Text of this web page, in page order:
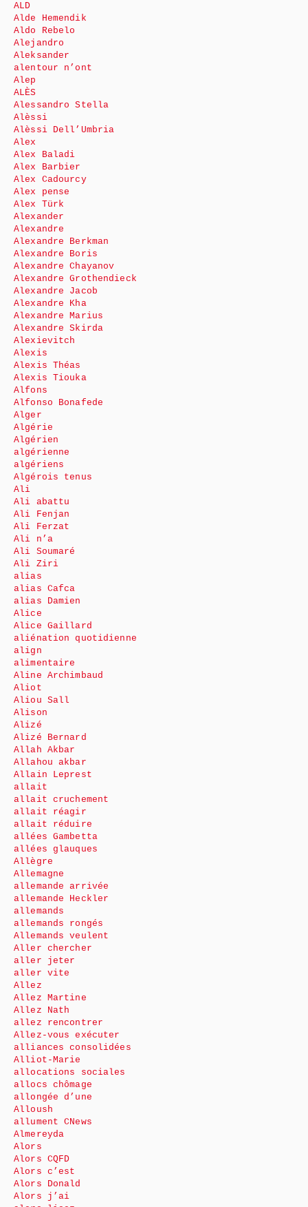
ALD
Alde Hemendik
Aldo Rebelo
Alejandro
Aleksander
alentour n’ont
Alep
ALÈS
Alessandro Stella
Alèssi
Alèssi Dell’Umbria
Alex
Alex Baladi
Alex Barbier
Alex Cadourcy
Alex pense
Alex Türk
Alexander
Alexandre
Alexandre Berkman
Alexandre Boris
Alexandre Chayanov
Alexandre Grothendieck
Alexandre Jacob
Alexandre Kha
Alexandre Marius
Alexandre Skirda
Alexievitch
Alexis
Alexis Théas
Alexis Tiouka
Alfons
Alfonso Bonafede
Alger
Algérie
Algérien
algérienne
algériens
Algérois tenus
Ali
Ali abattu
Ali Fenjan
Ali Ferzat
Ali n’a
Ali Soumaré
Ali Ziri
alias
alias Cafca
alias Damien
Alice
Alice Gaillard
aliénation quotidienne
align
alimentaire
Aline Archimbaud
Aliot
Aliou Sall
Alison
Alizé
Alizé Bernard
Allah Akbar
Allahou akbar
Allain Leprest
allait
allait cruchement
allait réagir
allait réduire
allées Gambetta
allées glauques
Allègre
Allemagne
allemande arrivée
allemande Heckler
allemands
allemands rongés
Allemands veulent
Aller chercher
aller jeter
aller vite
Allez
Allez Martine
Allez Nath
allez rencontrer
Allez-vous exécuter
alliances consolidées
Alliot-Marie
allocations sociales
allocs chômage
allongée d’une
Alloush
allument CNews
Almereyda
Alors
Alors CQFD
Alors c’est
Alors Donald
Alors j’ai